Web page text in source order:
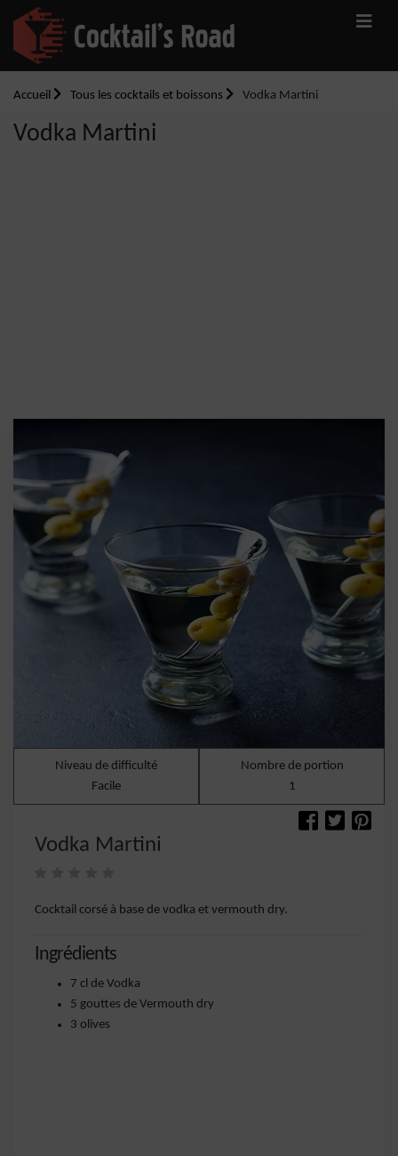
Accueil Tous les cocktails et boissons Vodka Martini
Vodka Martini
Niveau de difficulté
Facile
Nombre de portion
1
Vodka Martini
Cocktail corsé à base de vodka et vermouth dry.
Ingrédients
7 cl de Vodka
5 gouttes de Vermouth dry
3 olives